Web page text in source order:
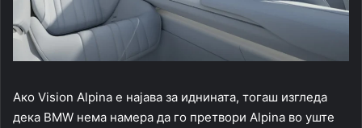
Ако Vision Alpina е најава за иднината, тогаш изгледа
дека BMW нема намера да го претвори Alpina во уште